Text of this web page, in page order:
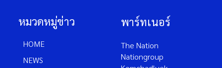
หมวดหมู่ข่าว
HOME
NEWS
พาร์ทเนอร์
The Nation
Nationgroup